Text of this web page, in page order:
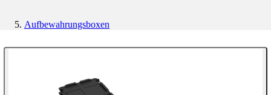
Aufbewahrungsboxen